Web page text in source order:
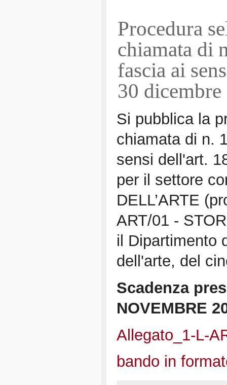
Procedura
chiamata di
fascia ai
30
Si pubblica la
chiamata di n.
sensi dell'art.
per il settore
DELL’ARTE
ART/01 -
il Dipartimento
dell'arte, del
Scadenza
NOVEMBRE
Allegato_1-L-
bando in